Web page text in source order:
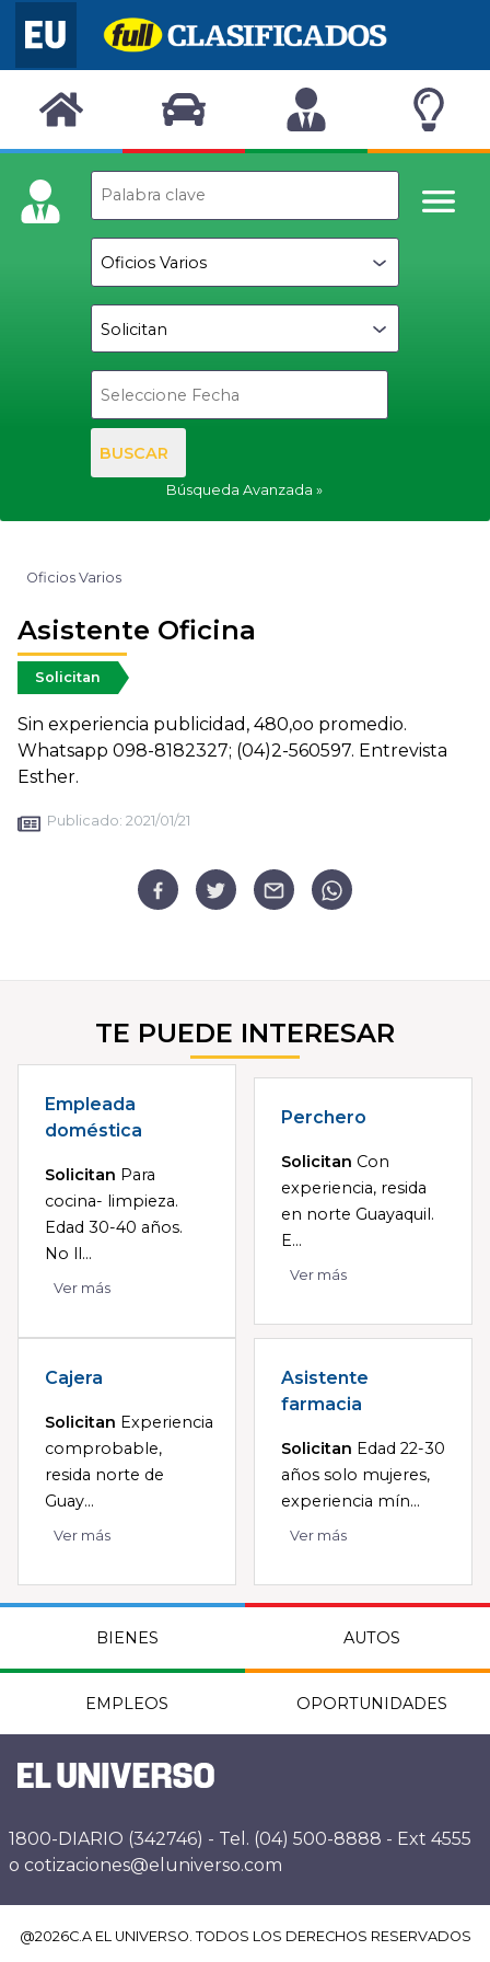
BUSCAR
Búsqueda Avanzada
Oficios Varios
Asistente Oficina
Solicitan
Sin experiencia publicidad, 480,oo promedio.
Whatsapp 098-8182327; (04)2-560597. Entrevista
Esther.
Publicado: 2021/01/21
TE PUEDE INTERESAR
Empleada
doméstica
Solicitan Para
cocina- limpieza.
Edad 30-40 años.
No ll...
Ver más
Perchero
Solicitan Con
experiencia, resida
en norte Guayaquil.
E...
Ver más
Cajera
Solicitan Experiencia
comprobable,
resida norte de
Guay...
Ver más
Asistente
farmacia
Solicitan Edad 22-30
años solo mujeres,
experiencia mín...
Ver más
BIENES AUTOS
EMPLEOS OPORTUNIDADES
1800-DIARIO (342746) - Tel. (04) 500-8888 - Ext 4555
o cotizaciones@eluniverso.com
@2026C.A EL UNIVERSO. TODOS LOS DERECHOS RESERVADOS